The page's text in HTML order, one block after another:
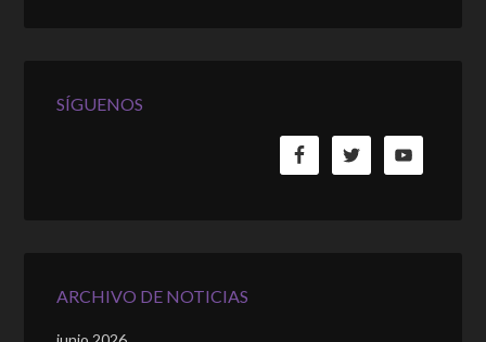
SÍGUENOS
ARCHIVO DE NOTICIAS